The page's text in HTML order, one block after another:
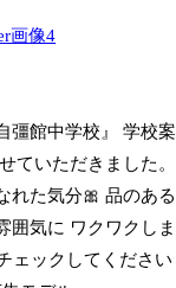
彊館中学校』 学校案
ていただきました。
れた気分🎀 品のある
囲気に ワクワクしま
ェックしてください